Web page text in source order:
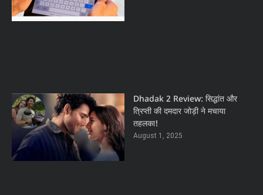
Dhadak 2 Review: सिद्धांत और
त्रिप्ती की दमदार जोड़ी ने मचाया
तहलका!
August 1, 2025